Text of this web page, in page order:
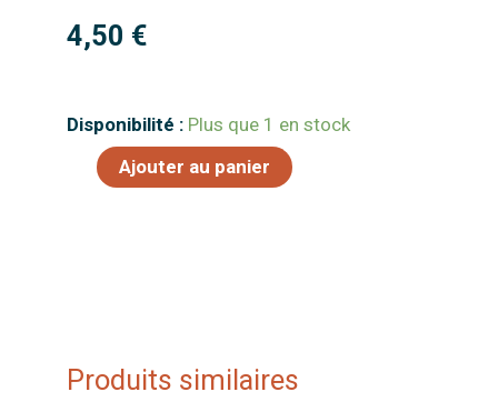
4,50 €
Disponibilité : Plus que 1 en stock
quantité
Zombie's
Delight
Ajouter au panier
Produits similaires